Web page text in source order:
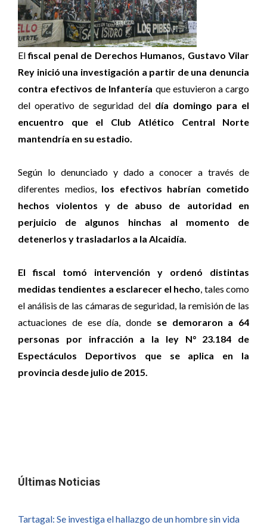
Elfiscal penal de Derechos Humanos, Gustavo Vilar
Rey inició una investigación a partir de una denuncia
contra efectivos de Infantería que estuvieron a cargo
del operativo de seguridad del día domingo para el
encuentro que el Club Atlético Central Norte
mantendría en su estadio.
Según lo denunciado y dado a conocer a través de
diferentes medios, los efectivos habrían cometido
hechos violentos y de abuso de autoridad en
perjuicio de algunos hinchas al momento de
detenerlos y trasladarlos a la Alcaidía.
El fiscal tomó intervención y ordenó distintas
medidas tendientes a esclarecer el hecho, tales como
el análisis de las cámaras de seguridad, la remisión de las
actuaciones de ese día, donde se demoraron a 64
personas por infracción a la ley N° 23.184 de
Espectáculos Deportivos que se aplica en la
provincia desde julio de 2015.
Últimas Noticias
Tartagal: Se investiga el hallazgo de un hombre sin vida